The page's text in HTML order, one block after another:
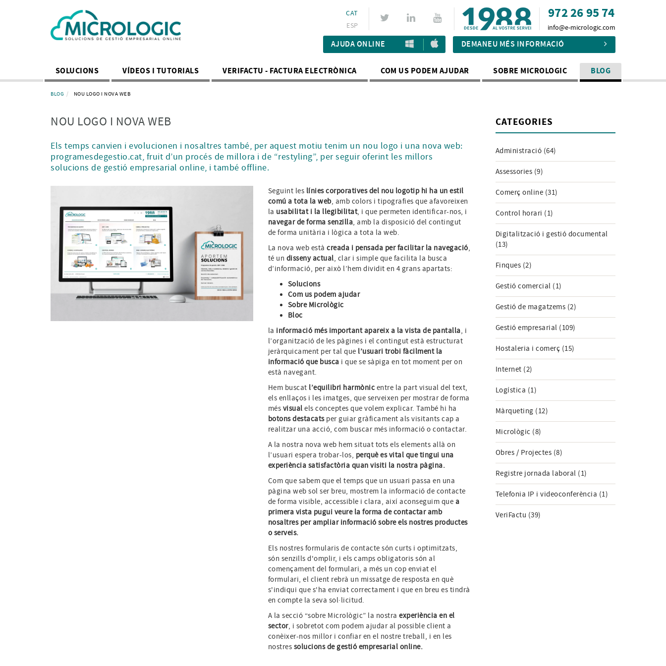
972 26 95 74
info@e-micrologic.com
CAT
ESP
AJUDA ONLINE DEMANEU MÉS INFORMACIÓ
SOLUCIONS VÍDEOS I TUTORIALS VERIFACTU - FACTURA ELECTRÒNICA COM US PODEM AJUDAR SOBRE MICROLOGIC BLOG
BLOG NOU LOGO I NOVA WEB
NOU LOGO I NOVA WEB
Els temps canvien i evolucionen i nosaltres també, per aquest motiu tenim un nou logo i una nova web:
programesdegestio.cat, fruit d’un procés de millora i de “restyling”, per seguir oferint les millors
solucions de gestió empresarial online, i també offline.
Seguint les línies corporatives del nou logotip hi ha un estil
comú a tota la web, amb colors i tipografies que afavoreixen
la usabilitat i la llegibilitat, i que permeten identificar-nos, i
navegar de forma senzilla, amb la disposició del contingut
de forma unitària i lògica a tota la web.
La nova web estàcreada i pensada per facilitar la navegació,
té un disseny actual, clar i simple que facilita la busca
d’informació, per això l’hem dividit en 4 grans apartats:
Solucions
Com us podem ajudar
Sobre Micrològic
Bloc
la informació més important apareix a la vista de pantalla, i
l’organització de les pàgines i el contingut està estructurat
jeràrquicament per tal que l’usuari trobi fàcilment la
informació que busca i que se sàpiga en tot moment per on
està navegant.
Hem buscat l’equilibri harmònic entre la part visual del text,
els enllaços i les imatges, que serveixen per mostrar de forma
més visual els conceptes que volem explicar. També hi ha
botons destacatsper guiar gràficament als visitants cap a
realitzar una acció, com buscar més informació o contactar.
A la nostra nova web hem situat tots els elements allà on
l’usuari espera trobar-los, perquè es vital que tingui una
experiència satisfactòria quan visiti la nostra pàgina.
Com que sabem que el temps que un usuari passa en una
pàgina web sol ser breu, mostrem la informació de contacte
de forma visible, accessible i clara, així aconseguim que a
primera vista pugui veure la forma de contactar amb
nosaltres per ampliar informació sobre els nostres productes
o serveis.
Els nostres formularis de contacte són curts i optimitzats,
són senzills d'omplir, i els camps obligatoris són al
començament del formulari, a més un cop enviat el
formulari, el client rebrà un missatge de resposta en què
s'indiqui que s'ha enviat correctament i que en breu es tindrà
en compte la seva sol·licitud.
A la secció “sobre Micrològic” la nostraexperiència en el
sector, i sobretot com podem ajudar al possible client a
conèixer-nos millor i confiar en el nostre treball, i en les
nostres solucions de gestió empresarial online.
CATEGORIES
Administració (64)
Assessories (9)
Comerç online (31)
Control horari (1)
Digitalització i gestió documental
(13)
Finques (2)
Gestió comercial (1)
Gestió de magatzems (2)
Gestió empresarial (109)
Hostaleria i comerç (15)
Internet (2)
Logística (1)
Màrqueting (12)
Micrològic (8)
Obres / Projectes (8)
Registre jornada laboral (1)
Telefonia IP i videoconferència (1)
VeriFactu (39)